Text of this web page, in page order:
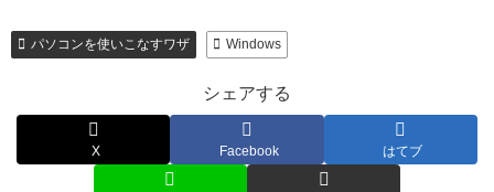
パソコンを使いこなすワザ Windows
シェアする
X Facebook はてブ